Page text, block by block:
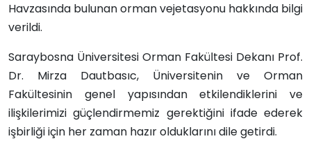
Havzasında bulunan orman vejetasyonu hakkında bilgi
verildi.
Saraybosna Üniversitesi Orman Fakültesi Dekanı Prof.
Dr. Mirza Dautbasıc, Üniversitenin ve Orman
Fakültesinin genel yapısından etkilendiklerini ve
ilişkilerimizi güçlendirmemiz gerektiğini ifade ederek
işbirliği için her zaman hazır olduklarını dile getirdi.